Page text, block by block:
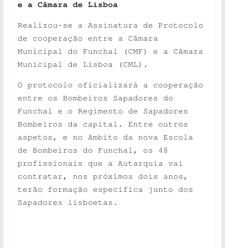
e a Câmara de Lisboa
Realizou-se a Assinatura de Protocolo
de cooperação entre a Câmara
Municipal do Funchal (CMF) e a Câmara
Municipal de Lisboa (CML).
O protocolo oficializará a cooperação
entre os Bombeiros Sapadores do
Funchal e o Regimento de Sapadores
Bombeiros da capital. Entre outros
aspetos, e no âmbito da nova Escola
de Bombeiros do Funchal, os 48
profissionais que a Autarquia vai
contratar, nos próximos dois anos,
terão formação específica junto dos
Sapadores lisboetas.